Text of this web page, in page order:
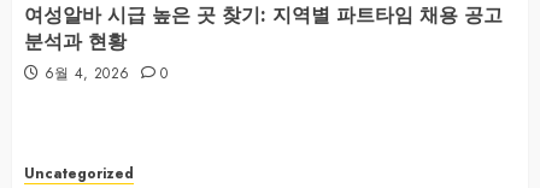
여성알바 시급 높은 곳 찾기: 지역별 파트타임 채용 공고
분석과 현황
6월 4, 2026 0
Uncategorized